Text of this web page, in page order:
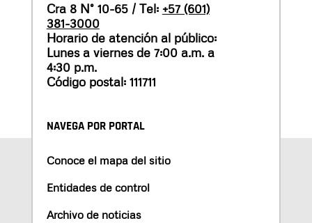
Cra 8 N° 10-65 / Tel: +57 (601)
381-3000
Horario de atención al público:
Lunes a viernes de 7:00 a.m. a
4:30 p.m.
Código postal: 111711
NAVEGA POR PORTAL
Conoce el mapa del sitio
Entidades de control
Archivo de noticias